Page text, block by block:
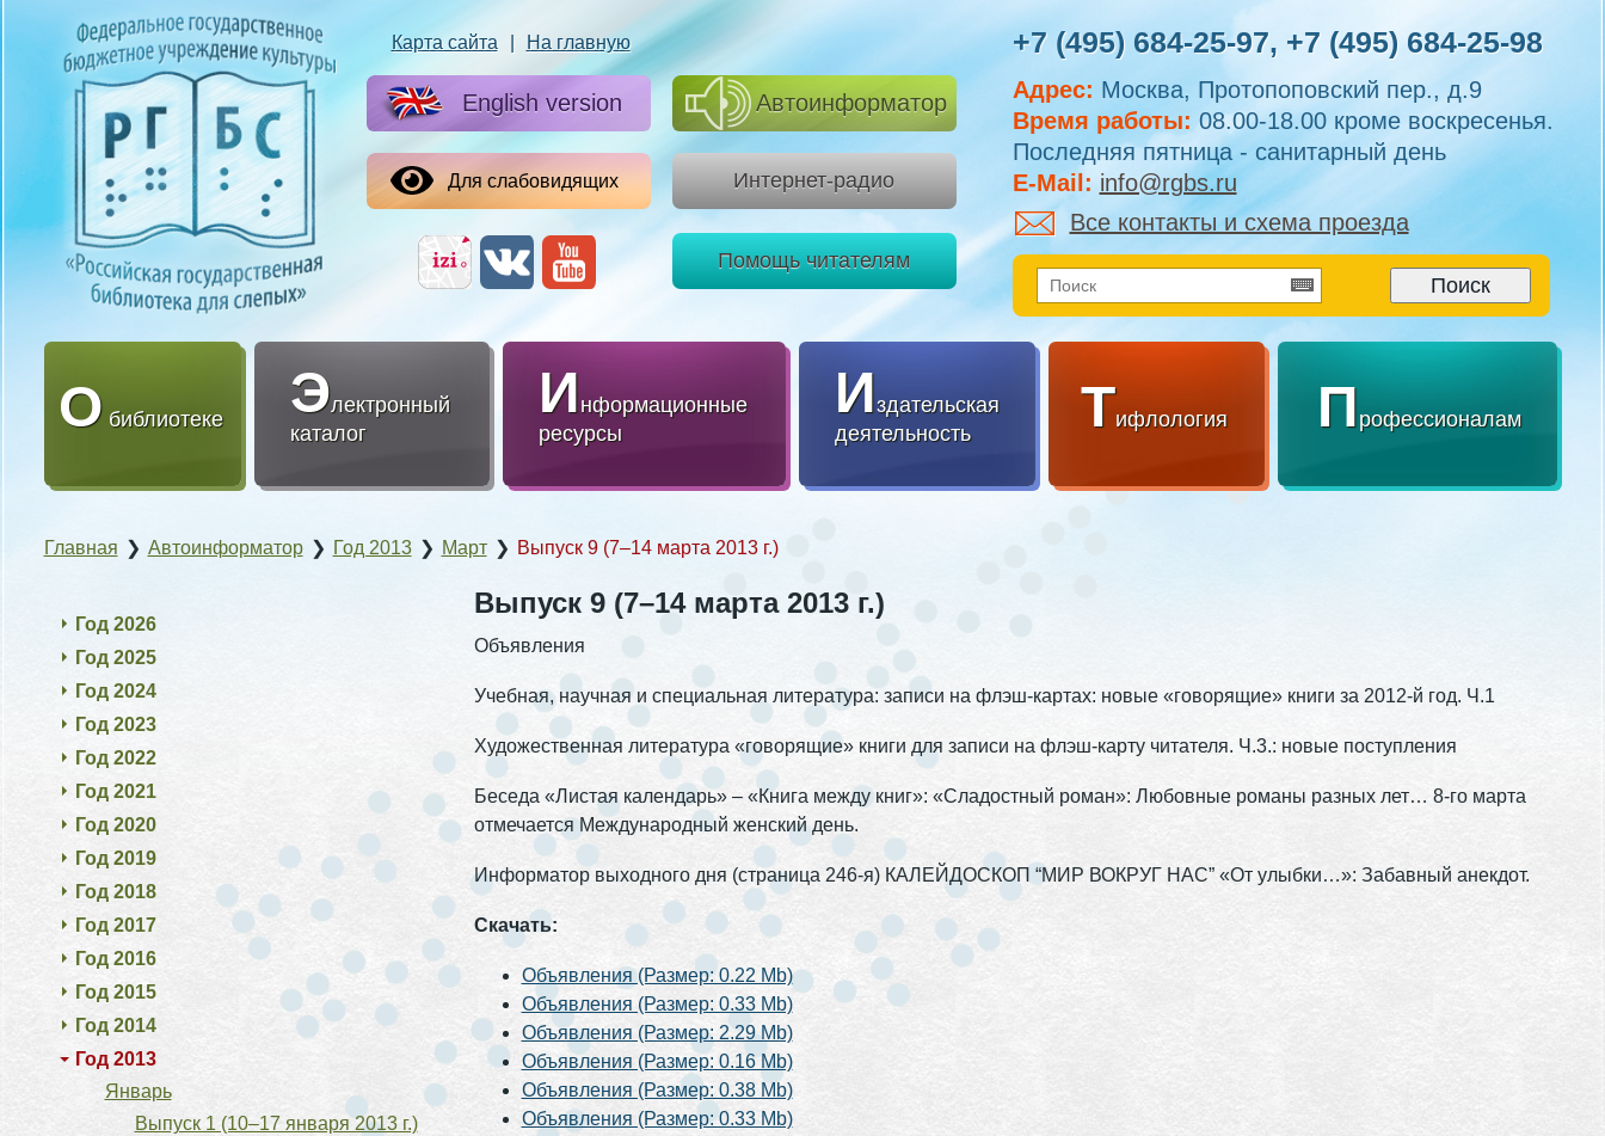
Карта сайта На главную
English version
Для слабовидящих
Автоинформатор
Интернет-радио
Помощь читателям
+7 (495) 684-25-97, +7 (495) 684-25-98
Адрес: Москва, Протопоповский пер., д.9
Время работы: 08.00-18.00 кроме воскресенья.
Последняя пятница - санитарный день
E-Mail: info@rgbs.ru
Все контакты и схема проезда
О библиотеке Электронный
каталог
Информационные
ресурсы
Издательская
деятельность
Тифлология Профессионалам
Главная ❯ Автоинформатор ❯ Год 2013 ❯ Март ❯ Выпуск 9 (7–14 марта 2013 г.)
Выпуск 9 (7–14 марта 2013 г.)
Объявления
Учебная, научная и специальная литература: записи на флэш-картах: новые «говорящие» книги за 2012-й год. Ч.1
Художественная литература «говорящие» книги для записи на флэш-карту читателя. Ч.3.: новые поступления
Беседа «Листая календарь» – «Книга между книг»: «Сладостный роман»: Любовные романы разных лет… 8-го марта
отмечается Международный женский день.
Информатор выходного дня (страница 246-я) КАЛЕЙДОСКОП “МИР ВОКРУГ НАС” «От улыбки…»: Забавный анекдот.
Скачать:
Объявления (Размер: 0.22 Mb)
Объявления (Размер: 0.33 Mb)
Объявления (Размер: 2.29 Mb)
Объявления (Размер: 0.16 Mb)
Объявления (Размер: 0.38 Mb)
Объявления (Размер: 0.33 Mb)
Год 2026
Год 2025
Год 2024
Год 2023
Год 2022
Год 2021
Год 2020
Год 2019
Год 2018
Год 2017
Год 2016
Год 2015
Год 2014
Год 2013
Январь
Выпуск 1 (10–17 января 2013 г.)